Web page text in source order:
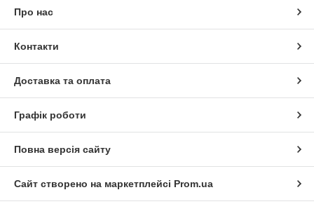
Про нас
Контакти
Доставка та оплата
Графік роботи
Повна версія сайту
Сайт створено на маркетплейсі Prom.ua